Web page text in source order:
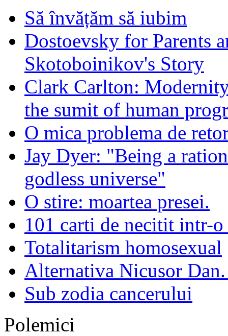
Să învățăm să iubim
Dostoevsky for Parents
Skotoboinikov's Story
Clark Carlton:
the sumit of human
O mica problema de
Jay Dyer: "Being a
godless universe"
O stire: moartea presei.
101 carti de necitit intr-
Totalitarism homosexual
Alternativa Nicusor
Sub zodia cancerului
Polemici